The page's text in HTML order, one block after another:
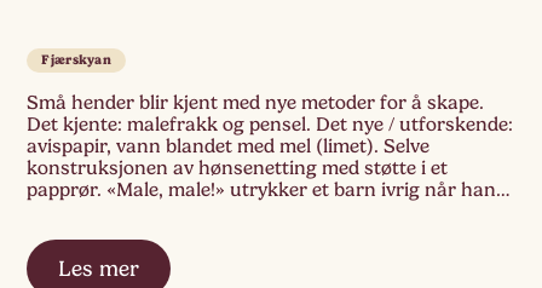
Fjærskyan
Små hender blir kjent med nye metoder for å skape.
Det kjente: malefrakk og pensel. Det nye / utforskende:
avispapir, vann blandet med mel (limet). Selve
konstruksjonen av hønsenetting med støtte i et
papprør. «Male, male!» utrykker et barn ivrig når han
Les mer